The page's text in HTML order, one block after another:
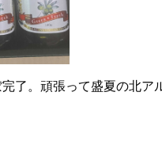
了。頑張って盛夏の北ア